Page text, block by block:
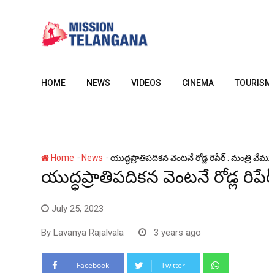
HOME NEWS VIDEOS CINEMA
Home - News -యుద్ధప్రాతిపదికన వెంటనే రోడ్ల రిపేర్ : మంత్రి
యుద్ధప్రాతిపదికన వెంటనే రోడ్ల
July 25, 2023
By Lavanya Rajalvala 3 years ago
Facebook Twitter